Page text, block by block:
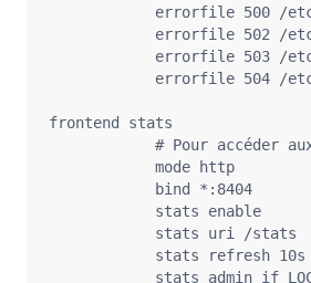
errorfile 500 /
errorfile 502 /
errorfile 503 /
errorfile 504 /
frontend stats
# Pour accéder
            mode http
            bind *:8404
            stats enable
            stats uri /stats
            stats refresh 10s
stats admin if